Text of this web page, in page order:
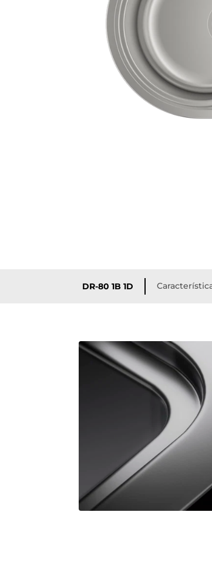
DR-80 1B 1D